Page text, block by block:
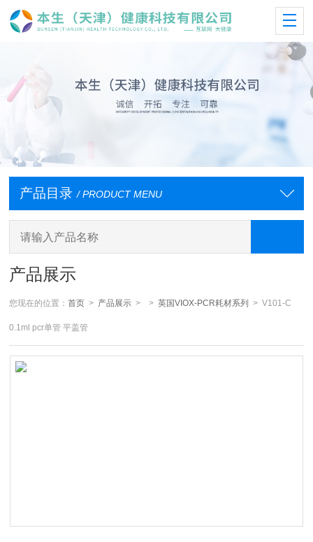
产品目录 / PRODUCT MENU
产品展示
您现在的位置：首页 > 产品展示 > >英国VIOX-PCR耗材系列 > V101-C
0.1ml pcr单管 平盖管